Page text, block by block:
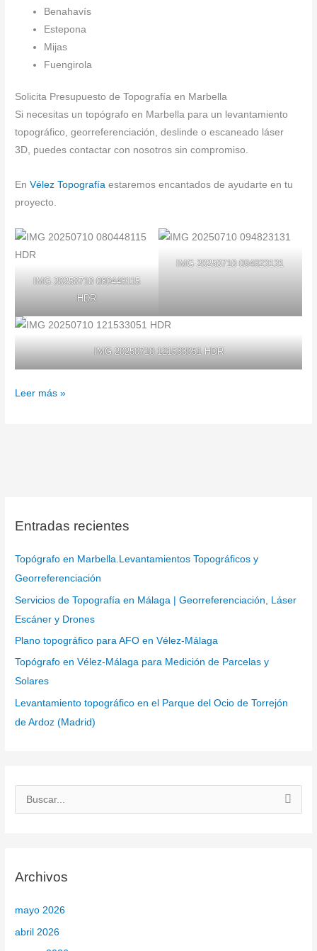
Benahavís
Estepona
Mijas
Fuengirola
Solicita Presupuesto de Topografía en Marbella
Si necesitas un topógrafo en Marbella para un levantamiento
topográfico, georreferenciación, deslinde o escaneado láser
3D, puedes contactar con nosotros sin compromiso.
EnVélez Topografía estaremos encantados de ayudarte en tu
proyecto.
IMG 20250710 080448115
HDR
IMG 20250710 094823131
IMG 20250710 121533051 HDR
Leer más »
Entradas recientes
Topógrafo en Marbella.Levantamientos Topográficos y
Georreferenciación
Servicios de Topografía en Málaga | Georreferenciación, Láser
Escáner y Drones
Plano topográfico para AFO en Vélez-Málaga
Topógrafo en Vélez-Málaga para Medición de Parcelas y
Solares
Levantamiento topográfico en el Parque del Ocio de Torrejón
de Ardoz (Madrid)
a
o
Archivos
mayo 2026
abril 2026